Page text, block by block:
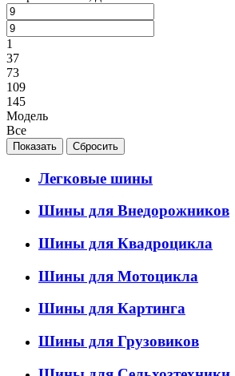
1
37
73
109
145
Модель
Все
Легковые шины
Шины для Внедорожников
Шины для Квадроцикла
Шины для Мотоцикла
Шины для Картинга
Шины для Грузовиков